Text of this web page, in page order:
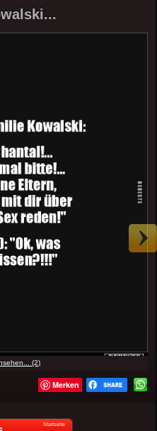
(2)
Merken
Startseite